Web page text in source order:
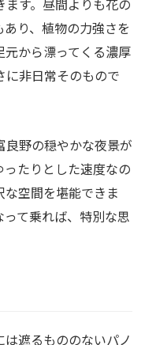
り、植物の力強さを
から漂ってくる濃厚
に非日常そのもので
野の穏やかな夜景が
たりとした速度なの
空間を堪能できま
て乗れば、特別な思
遮るもののないパノ